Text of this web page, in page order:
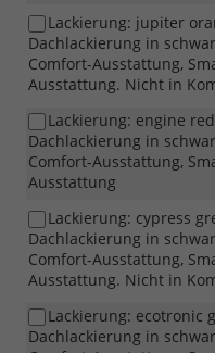
Lackierung: jupiter
Dachlackierung in
Comfort-Ausstattung,
Ausstattung. Nicht in
Lackierung: engine
Dachlackierung in
Comfort-Ausstattung,
Ausstattung
Lackierung: cypress
Dachlackierung in
Comfort-Ausstattung,
Ausstattung. Nicht in
Lackierung: ecotronic
Dachlackierung in